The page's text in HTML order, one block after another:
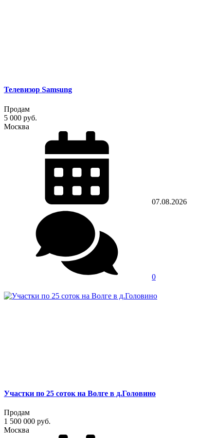
Телевизор Samsung
Продам
5 000 руб.
Москва
07.08.2026
0
Участки по 25 соток на Волге в д.Головино
Продам
1 500 000 руб.
Москва